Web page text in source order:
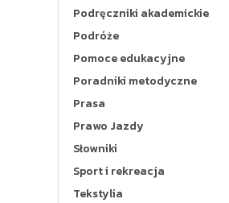
Podręczniki akademickie
Podróże
Pomoce edukacyjne
Poradniki metodyczne
Prasa
Prawo Jazdy
Słowniki
Sport i rekreacja
Tekstylia